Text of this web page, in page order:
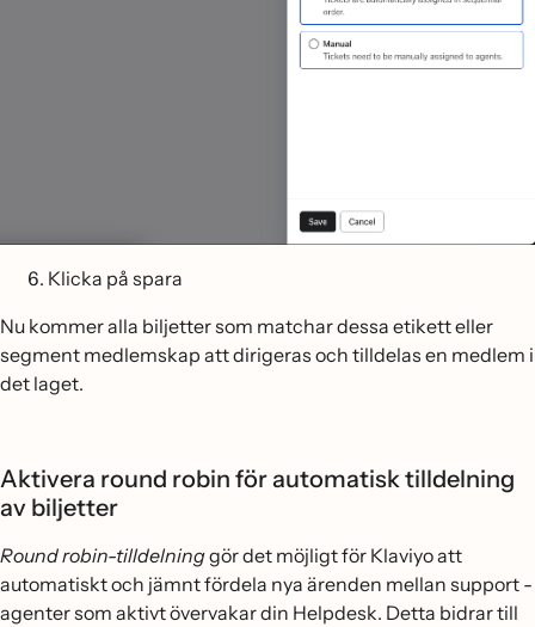
Klicka på spara
Nu kommer alla biljetter som matchar dessa etikett eller
segment medlemskap att dirigeras och tilldelas en medlem i
det laget.
Aktivera round robin för automatisk tilldelning
av biljetter
Round robin-tilldelninggör det möjligt för Klaviyo att
automatiskt och jämnt fördela nya ärenden mellan support -
agenter som aktivt övervakar din Helpdesk. Detta bidrar till